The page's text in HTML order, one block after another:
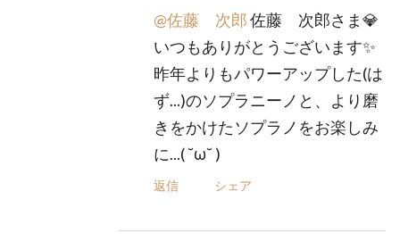
@佐藤 次郎佐藤 次郎さま💎
いつもありがとうございます✨
昨年よりもパワーアップした(は
ず...)のソプラニーノと、より磨
きをかけたソプラノをお楽しみ
に...( ˘ω˘ )
返信 シェア